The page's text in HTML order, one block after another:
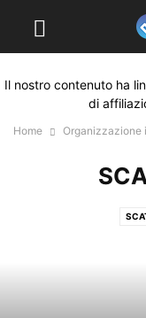
Il nostro contenuto ha
di
Home Organizzazione